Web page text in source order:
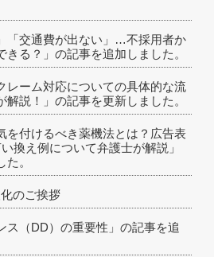
「交通費が出ない」…不採用者か
きる？」の記事を追加しました。
レーム対応についての具体的な流
解説！」の記事を更新しました。
を付けるべき薬機法とは？広告表
換え例について弁護士が解説」
。
のご挨拶
ス（DD）の重要性」の記事を追